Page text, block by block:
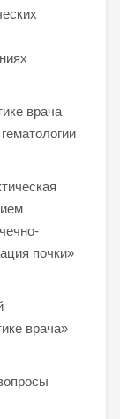
врача
почки»
врача»